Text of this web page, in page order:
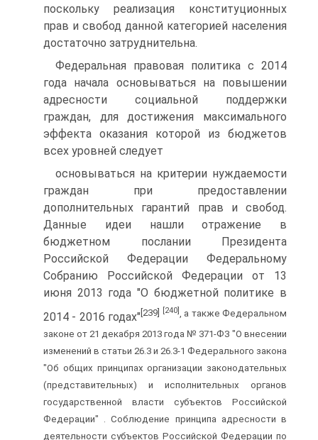
поскольку реализация конституционных
прав и свобод данной категорией населения
достаточно затруднительна.
Федеральная правовая политика с 2014
года начала основываться на повышении
адресности социальной поддержки
граждан, для достижения максимального
эффекта оказания которой из бюджетов
всех уровней следует
основываться на критерии нуждаемости
граждан при предоставлении
дополнительных гарантий прав и свобод.
Данные идеи нашли отражение в
бюджетном послании Президента
Российской Федерации Федеральному
Собранию Российской Федерации от 13
июня 2013 года "О бюджетной политике в
2014 - 2016 годах" [239] [240]
, а также Федеральном
законе от 21 декабря 2013 года № 371-ФЗ "О внесении
изменений в статьи 26.3 и 26.3-1 Федерального закона
"Об общих принципах организации законодательных
(представительных) и исполнительных органов
государственной власти субъектов Российской
Федерации" . Соблюдение принципа адресности в
деятельности субъектов Российской Федерации по